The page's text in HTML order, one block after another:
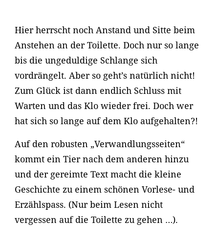
Hier herrscht noch Anstand und Sitte beim
Anstehen an der Toilette. Doch nur so lange
bis die ungeduldige Schlange sich
vordrängelt. Aber so geht’s natürlich nicht!
Zum Glück ist dann endlich Schluss mit
Warten und das Klo wieder frei. Doch wer
hat sich so lange auf dem Klo aufgehalten?!
Auf den robusten „Verwandlungsseiten“
kommt ein Tier nach dem anderen hinzu
und der gereimte Text macht die kleine
Geschichte zu einem schönen Vorlese- und
Erzählspass. (Nur beim Lesen nicht
vergessen auf die Toilette zu gehen …).